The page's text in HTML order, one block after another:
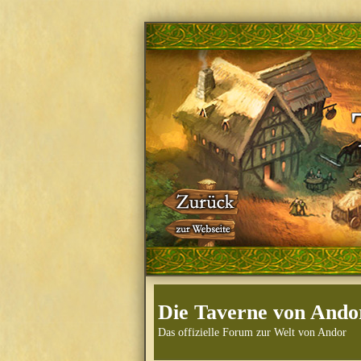
Die Taverne von
Das offizielle Forum zur Welt von Andor